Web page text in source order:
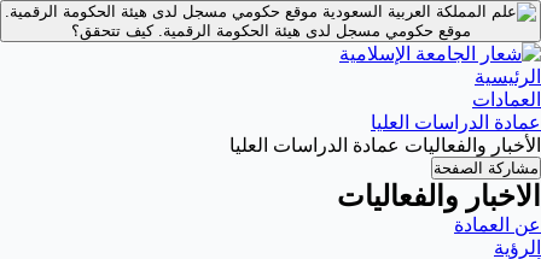
موقع حكومي مسجل لدى هيئة الحكومة الرقمية.
موقع حكومي مسجل لدى هيئة الحكومة الرقمية.كيف تتحقق؟
الرئيسية
العمادات
عمادة الدراسات العليا
الأخبار والفعاليات عمادة الدراسات العليا
مشاركة الصفحة
الاخبار والفعاليات
عن العمادة
الرؤية